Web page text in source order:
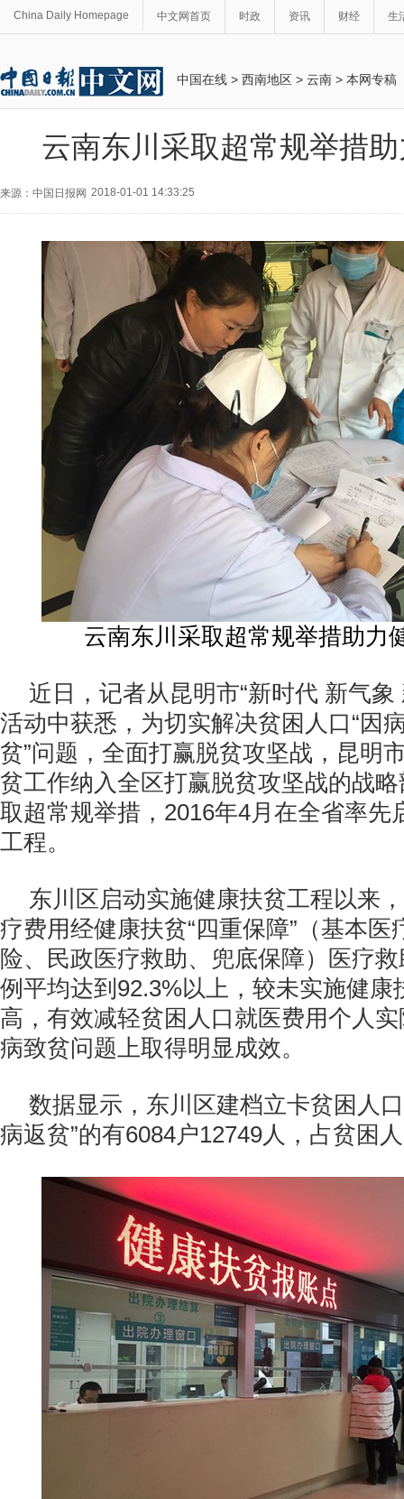
China Daily Homepage 中文网首页 时政 资讯 财经 生
中国在线 > 西南地区 > 云南 > 本网专稿
云南东川采取超常规举措
来源：中国日报网 2018-01-01 14:33:25
云南东川采取超常规举措助力
近日，记者从昆明市“新时代 新气象
活动中获悉，为切实解决贫困人口“因
贫”问题，全面打赢脱贫攻坚战，昆明
贫工作纳入全区打赢脱贫攻坚战的战
取超常规举措，2016年4月在全省率先
工程。
东川区启动实施健康扶贫工程以来
疗费用经健康扶贫“四重保障”（基本医
险、民政医疗救助、兜底保障）医疗
例平均达到92.3%以上，较未实施健康
高，有效减轻贫困人口就医费用个人
病致贫问题上取得明显成效。
数据显示，东川区建档立卡贫困人
病返贫”的有6084户12749人，占贫困